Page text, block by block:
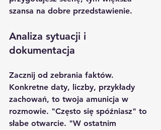
szansa na dobre przedstawienie.
Analiza sytuacji i
dokumentacja
Zacznij od zebrania faktów.
Konkretne daty, liczby, przykłady
zachowań, to twoja amunicja w
rozmowie. "Często się spóźniasz" to
słabe otwarcie. "W ostatnim